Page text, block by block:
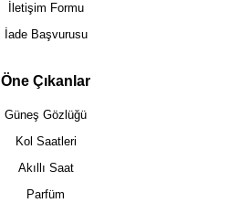
İletişim Formu
İade Başvurusu
Öne Çıkanlar
Güneş Gözlüğü
Kol Saatleri
Akıllı Saat
Parfüm